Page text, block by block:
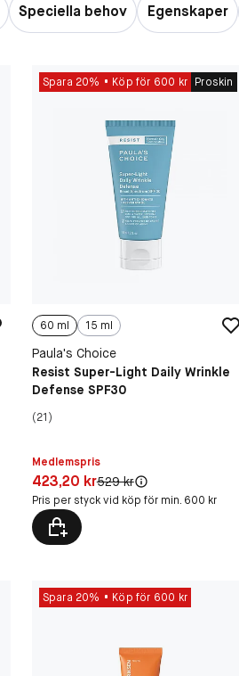
Speciella behov Egenskaper
Spara 20% Köp för 600 kr Proskin
60 ml 15 ml
Paula's Choice
Resist Super-Light Daily Wrinkle
Defense SPF30
(21)
Medlemspris
Pris: 423,20 kr
423,20 krOriginal pris:
529 kr
Pris per styck vid köp för min. 600 kr
Spara 20% Köp för 600 kr